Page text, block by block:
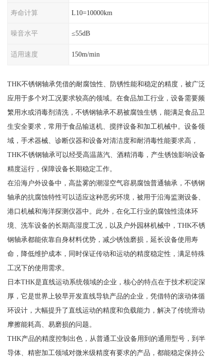
寿命计算 L10=10000km
噪音水平 ≤55dB
适用速度 150m/min
THK不锈钢轴承凭借的耐腐蚀性、防锈性能和稳定的精度，被广泛
应用于多个对工况要求较高的领域。在食品加工行业，设备需要频
繁用水或消毒剂清洗，不锈钢轴承不易被腐蚀生锈，能满足食品卫
生安全要求，常用于食品输送机、搅拌设备和加工机械中。设备领
域，手术器械、诊断仪器和设备对清洁度和耐消毒性能要求高，
THK不锈钢轴承可以经受高温蒸汽、酒精消毒，产生锈蚀影响设备
精度运行，保障设备长期稳定工作。
在沿海户外设备中，高盐雾的潮湿空气容易腐蚀普通轴承，不锈钢
轴承的抗腐蚀特性可以适应这种恶劣环境，被用于沿海监测设备、
港口机械和海洋探测仪器中。此外，在化工行业的腐蚀性流体环
境、洗车设备的长期高湿度工况，以及户外园林机械中，THK不锈
钢轴承都能依靠自身材料优势，减少锈蚀磨损，延长设备使用寿
命，降低维护成本，同时保证传动和运动的精度稳定性，满足特殊
工况下的使用需求。
日本THK是直线运动系统领域的企业，核心的特点在于技术积淀深
厚，它是世界上较早开发直线导轨产品的企业，凭借特的滚动体循
环设计，大幅提升了直线运动的精度和负载能力，解决了传统滑动
摩擦能耗高、易磨损的问题。
THK产品的精度控制出色，从普通工业设备用到的通用型号，到半
导体、精密加工领域对微米级精度有要求的产品，都能稳定保持公